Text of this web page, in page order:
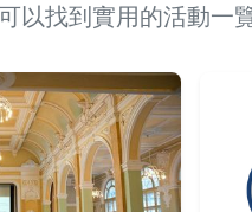
找到實用的活動一